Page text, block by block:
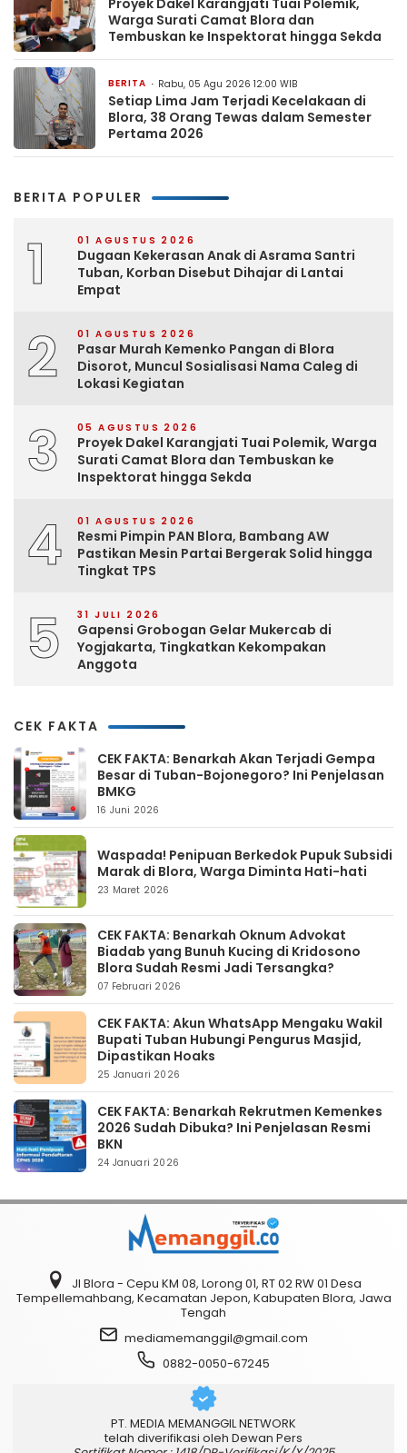
Proyek Dakel Karangjati Tuai Polemik,
Warga Surati Camat Blora dan
Tembuskan ke Inspektorat hingga Sekda
BERITA Rabu, 05 Agu 2026 12:00 WIB
Setiap Lima Jam Terjadi Kecelakaan di
Blora, 38 Orang Tewas dalam Semester
Pertama 2026
BERITA POPULER
1 01 AGUSTUS 2026
Dugaan Kekerasan Anak di Asrama Santri
Tuban, Korban Disebut Dihajar di Lantai
Empat
2 01 AGUSTUS 2026
Pasar Murah Kemenko Pangan di Blora
Disorot, Muncul Sosialisasi Nama Caleg di
Lokasi Kegiatan
3 05 AGUSTUS 2026
Proyek Dakel Karangjati Tuai Polemik, Warga
Surati Camat Blora dan Tembuskan ke
Inspektorat hingga Sekda
4 01 AGUSTUS 2026
Resmi Pimpin PAN Blora, Bambang AW
Pastikan Mesin Partai Bergerak Solid hingga
Tingkat TPS
5 31 JULI 2026
Gapensi Grobogan Gelar Mukercab di
Yogjakarta, Tingkatkan Kekompakan
Anggota
CEK FAKTA
CEK FAKTA: Benarkah Akan Terjadi Gempa
Besar di Tuban-Bojonegoro? Ini Penjelasan
BMKG
16 Juni 2026
Waspada! Penipuan Berkedok Pupuk Subsidi
Marak di Blora, Warga Diminta Hati-hati
23 Maret 2026
CEK FAKTA: Benarkah Oknum Advokat
Biadab yang Bunuh Kucing di Kridosono
Blora Sudah Resmi Jadi Tersangka?
07 Februari 2026
CEK FAKTA: Akun WhatsApp Mengaku Wakil
Bupati Tuban Hubungi Pengurus Masjid,
Dipastikan Hoaks
25 Januari 2026
CEK FAKTA: Benarkah Rekrutmen Kemenkes
2026 Sudah Dibuka? Ini Penjelasan Resmi
BKN
24 Januari 2026
Jl Blora - Cepu KM 08, Lorong 01, RT 02 RW 01 Desa
Tempellemahbang, Kecamatan Jepon, Kabupaten Blora, Jawa
Tengah
mediamemanggil@gmail.com
0882-0050-67245
PT. MEDIA MEMANGGIL NETWORK
telah diverifikasi oleh Dewan Pers